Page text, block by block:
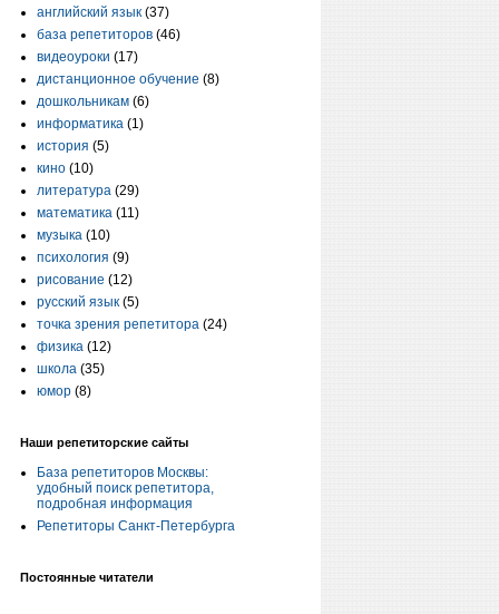
английский язык (37)
база репетиторов (46)
видеоуроки (17)
дистанционное обучение (8)
дошкольникам (6)
информатика (1)
история (5)
кино (10)
литература (29)
математика (11)
музыка (10)
психология (9)
рисование (12)
русский язык (5)
точка зрения репетитора (24)
физика (12)
школа (35)
юмор (8)
Наши репетиторские сайты
База репетиторов Москвы:
удобный поиск репетитора,
подробная информация
Репетиторы Санкт-Петербурга
Постоянные читатели